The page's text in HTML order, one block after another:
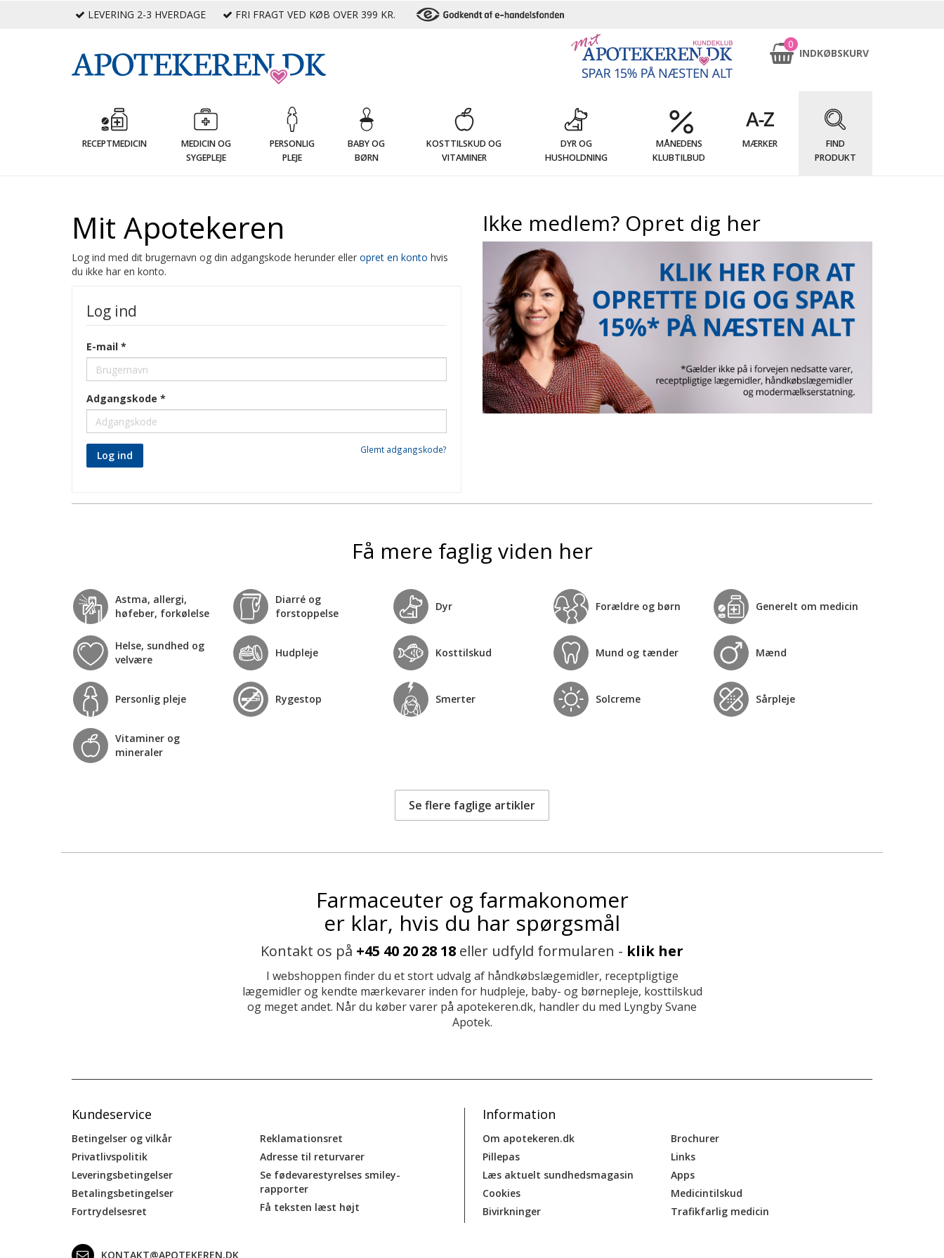
LEVERING 2-3 HVERDAGE FRI FRAGT VED KØB OVER 399 KR.
0
INDKØBSKURV
RECEPTMEDICIN
MEDICIN OG
SYGEPLEJE
PERSONLIG
PLEJE
BABY OG
BØRN
KOSTTILSKUD OG
VITAMINER
DYR OG
HUSHOLDNING
MÅNEDENS
KLUBTILBUD
MÆRKER
FIND
PRODUKT
Mit Apotekeren
Log ind med dit brugernavn og din adgangskode herunder eller opret en konto hvis
du ikke har en konto.
Log ind
E-mail
Adgangskode
Log ind Glemt adgangskode?
Ikke medlem? Opret dig her
Få mere faglig viden her
Astma, allergi,
høfeber, forkølelse
Diarré og
forstoppelse
Dyr Forældre og børn Generelt om medicin
Helse, sundhed og
velvære
Hudpleje Kosttilskud Mund og tænder Mænd
Personlig pleje Rygestop Smerter Solcreme Sårpleje
Vitaminer og
mineraler
Se flere faglige artikler
Farmaceuter og farmakonomer
er klar, hvis du har spørgsmål
Kontakt os på +45 40 20 28 18 eller udfyld formularen - klik her
I webshoppen finder du et stort udvalg af håndkøbslægemidler, receptpligtige
lægemidler og kendte mærkevarer inden for hudpleje, baby- og børnepleje, kosttilskud
og meget andet. Når du køber varer på apotekeren.dk, handler du med Lyngby Svane
Apotek.
Kundeservice
Betingelser og vilkår
Privatlivspolitik
Leveringsbetingelser
Betalingsbetingelser
Fortrydelsesret
Reklamationsret
Adresse til returvarer
Se fødevarestyrelses smiley-
rapporter
Få teksten læst højt
Information
Om apotekeren.dk
Pillepas
Læs aktuelt sundhedsmagasin
Cookies
Bivirkninger
Brochurer
Links
Apps
Medicintilskud
Trafikfarlig medicin
KONTAKT@APOTEKEREN.DK